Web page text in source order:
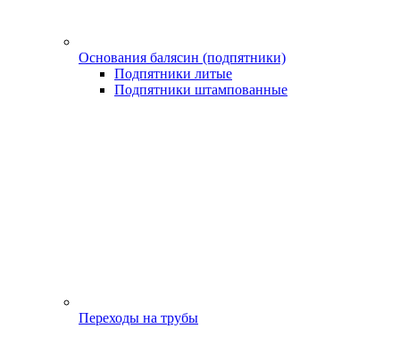
Основания балясин (подпятники)
Подпятники литые
Подпятники штампованные
Переходы на трубы